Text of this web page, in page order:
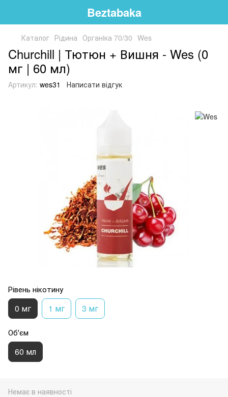
Beztabaka
Каталог Рідина Органiка 70/30 Wes
Churchill | Тютюн + Вишня - Wes (0
мг | 60 мл)
Артикул: wes31 Написати відгук
Рівень нікотину
0 мг 1 мг 3 мг
Об'єм
60 мл
Немає в наявності